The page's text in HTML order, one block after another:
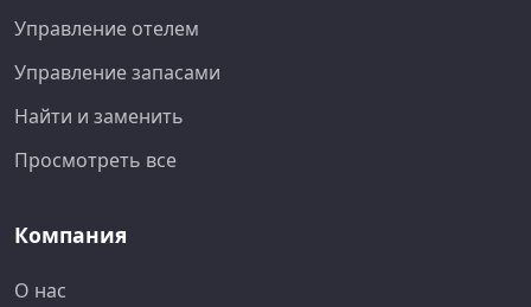
Управление отелем
Управление запасами
Найти и заменить
Просмотреть все
Компания
О нас